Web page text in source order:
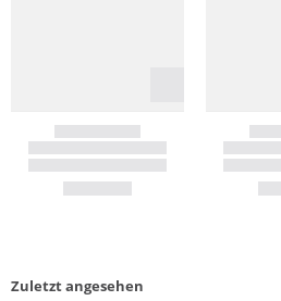
Zuletzt angesehen